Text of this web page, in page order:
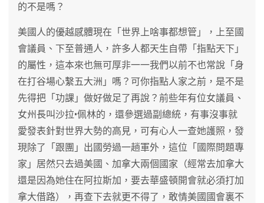
的不是嗎？
美國人的優越感體現在「世界上啥事都想管」，上至國
會議員、下至普通人，許多人都天生自帶「指點天下」
的屬性，這本來也無可厚非一一我們以前不也常說「身
在打谷場心繫五大洲」嗎？可你指點人家之前，是不是
先得把「功課」做好做足了再說？前些年有位女議員、
女州長叫沙拉•佩林的，還參選過副總統，有事沒事就
愛發表針對世界大勢的高見，可有心人一查她護照，發
現除了「跟團」出國勞過一趟軍外，這位「國際問題專
家」居然只去過美國、加拿大兩個國家（經常去加拿大
還是因為她住在阿拉斯加，要去華盛頓開會就必須打加
拿大借路），再查下去就更不得了，敢情美國國會裏不